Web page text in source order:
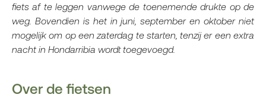
fiets af te leggen vanwege de toenemende drukte op de
weg. Bovendien is het in juni, september en oktober niet
mogelijk om op een zaterdag te starten, tenzij er een extra
nacht in Hondarribia wordt toegevoegd.
Over de fietsen